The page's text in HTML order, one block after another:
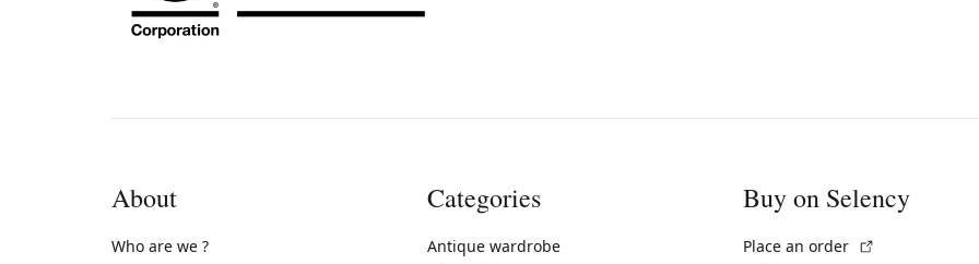
About
Who are we ?
Categories
Antique wardrobe
Buy on Selency
Place an order